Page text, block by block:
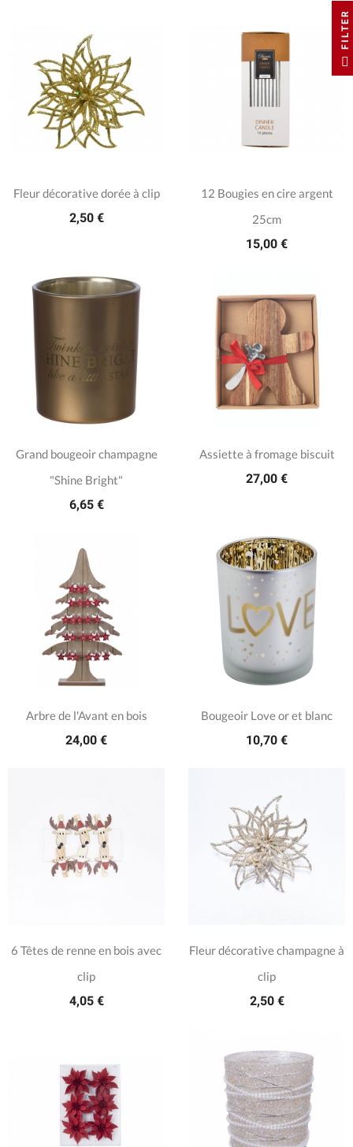
Fleur décorative dorée à clip
2,50 €
12 Bougies en cire argent
25cm
15,00 €
Grand bougeoir champagne
"Shine Bright"
6,65 €
Assiette à fromage biscuit
27,00 €
Arbre de l'Avant en bois
24,00 €
Bougeoir Love or et blanc
10,70 €
6 Têtes de renne en bois avec
clip
4,05 €
Fleur décorative champagne à
clip
2,50 €
FILTER